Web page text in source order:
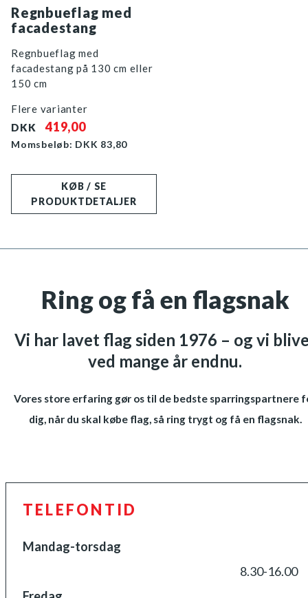
Regnbueflag med
facadestang
Regnbueflag med
facadestang på 130 cm eller
150 cm
Flere varianter
DKK
419,00
Momsbeløb: DKK 83,80
KØB / SE
PRODUKTDETALJER
Ring og få en flagsnak
Vi har lavet flag siden 1976 – og vi
ved mange år endnu.
Vores store erfaring gør os til de bedste sparringspartnere
dig, når du skal købe flag, så ring trygt og få en flagsnak.
TELEFONTID
Mandag-torsdag
8.30-16.00